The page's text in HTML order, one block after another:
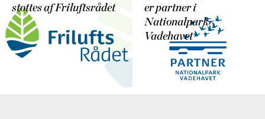
støttes af Friluftsrådet
er partner i
Nationalpark
Vadehavet